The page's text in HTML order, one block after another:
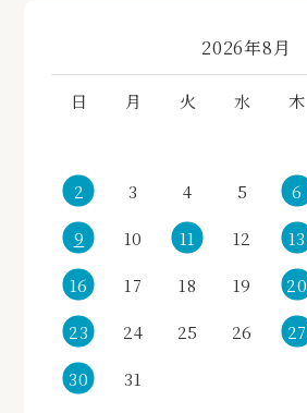
2026年8月
日 月 火 水 木
2 3 4 5 6
9 10 11 12 13
16 17 18 19 20
23 24 25 26 27
30 31